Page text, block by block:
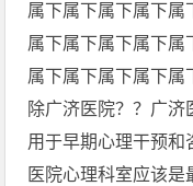
属下属下属下属下属
属下属下属下属下属
属下属下属下属下属
除广济医院？？广
用于早期心理干预和
医院心理科室应该